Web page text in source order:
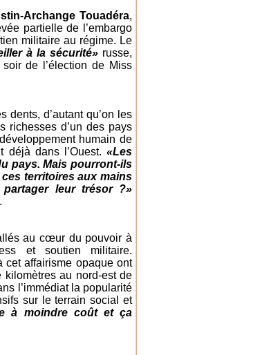
Archange Touadéra,
partielle de l’embargo
militaire au régime. Le
à la sécurité» russe,
de l’élection de Miss
dents, d’autant qu’on les
richesses d’un des pays
humain de
déjà dans l’Ouest. «Les
pays. Mais pourront-ils
territoires aux mains
leur trésor ?»
au cœur du pouvoir à
et soutien militaire.
cet affairisme opaque ont
au nord-est de
l’immédiat la popularité
sur le terrain social et
à moindre coût et ça